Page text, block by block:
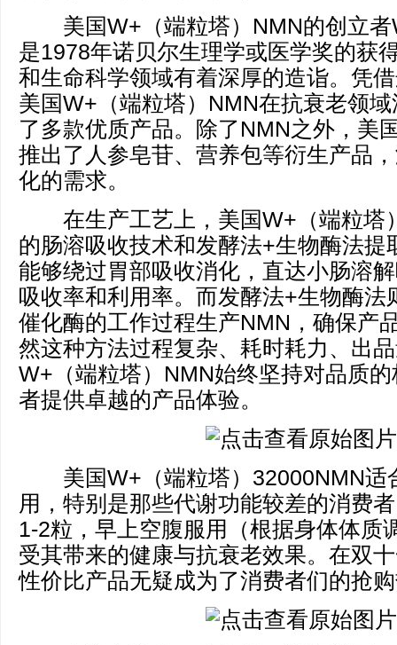
美国W+（端粒塔）NMN的创立者
是1978年诺贝尔生理学或医学奖的获
和生命科学领域有着深厚的造诣。凭
美国W+（端粒塔）NMN在抗衰老领
了多款优质产品。除了NMN之外，美
推出了人参皂苷、营养包等衍生产品
化的需求。
在生产工艺上，美国W+（端粒塔
的肠溶吸收技术和发酵法+生物酶法提
能够绕过胃部吸收消化，直达小肠溶
吸收率和利用率。而发酵法+生物酶法
催化酶的工作过程生产NMN，确保产
然这种方法过程复杂、耗时耗力、出
W+（端粒塔）NMN始终坚持对品质
者提供卓越的产品体验。
美国W+（端粒塔）32000NMN适
用，特别是那些代谢功能较差的消费
1-2粒，早上空腹服用（根据身体体质
受其带来的健康与抗衰老效果。在双
性价比产品无疑成为了消费者们的抢